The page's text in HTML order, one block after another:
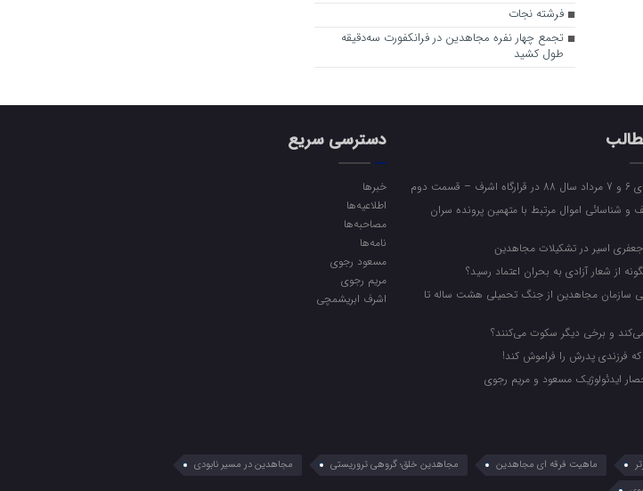
فرشته نجات
تجمع چهار نفره مجاهدین در فرانکفورت سه‌دقیقه
طول کشید
دوم
و شناسائی اموال مرتبط با متهمین پرونده سران
جعفری اسیر در تشکیلات مجاهدین
از شعار آزادی به بحران اعتماد رسید؟
سازمان مجاهدین از جنگ تحمیلی هشت ساله تا
و برخی دیگر سکوت می‌کنند؟
فرزندی پدرش را فراموش کند!
ایدئولوژیک مسعود و مریم رجوی
دسترسی سریع
خبرها
اطلاعیه‌ها
مصاحبه‌ها
نامه‌ها
مسعود رجوی
مریم رجوی
اشرف ابریشمچی
ماهیت فرقه ای مجاهدین مجاهدین خلق؛ گروهی تروریستی
مجاهدین در مسیر نابودی